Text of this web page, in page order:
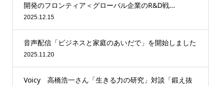
開発のフロンティア＜グローバル企業のR&D戦...
2025.12.15
音声配信「ビジネスと家庭のあいだで」を開始しました
2025.11.20
Voicy 高橋浩一さん「生きる力の研究」対談「鍛え抜